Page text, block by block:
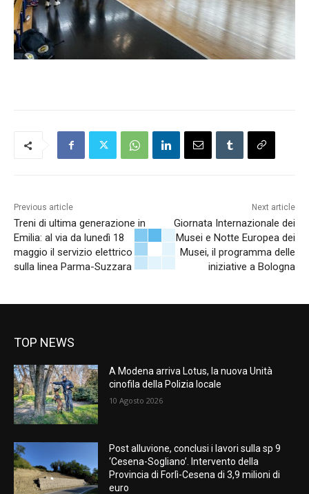
Previous article
Treni di ultima generazione in
Emilia: al via da lunedì 18
maggio il servizio elettrico
sulla linea Parma-Suzzara
Next article
Giornata Internazionale dei
Musei e Notte Europea dei
Musei, il programma delle
iniziative a Bologna
TOP NEWS
A Modena arriva Lotus, la nuova Unità
cinofila della Polizia locale
10 Agosto 2026
Post alluvione, conclusi i lavori sulla sp 9
‘Cesena-Sogliano’. Intervento della
Provincia di Forlì-Cesena di 3,9 milioni di
euro